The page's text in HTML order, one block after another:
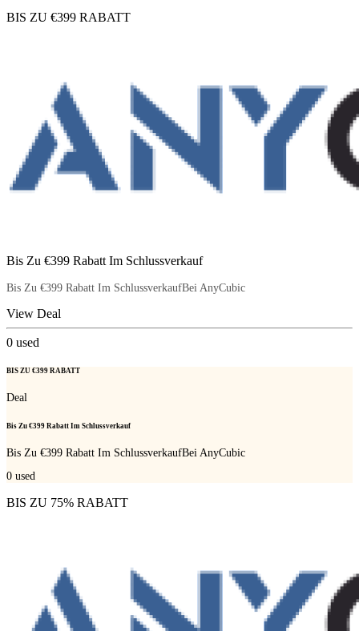
BIS ZU €399 RABATT
Bis Zu €399 Rabatt Im Schlussverkauf
Bis Zu €399 Rabatt Im SchlussverkaufBei AnyCubic
View Deal
0 used
BIS ZU €399 RABATT
Deal
Bis Zu €399 Rabatt Im Schlussverkauf
Bis Zu €399 Rabatt Im SchlussverkaufBei AnyCubic
0 used
BIS ZU 75% RABATT